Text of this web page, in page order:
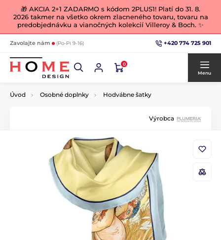
🎁 AKCIA 2+1 ZADARMO s kódom 2PLUS1! Platí do 31. 8.
2026 takmer na všetko okrem zlacneného tovaru, tovaru na
predobjednávku a vianočných kolekcií Villeroy & Boch. ✨
Zavolajte nám (Po-Pi 9-16) +420 774 725 901
0
Menu
Úvod Osobné doplnky Hodvábne šatky
Výrobca